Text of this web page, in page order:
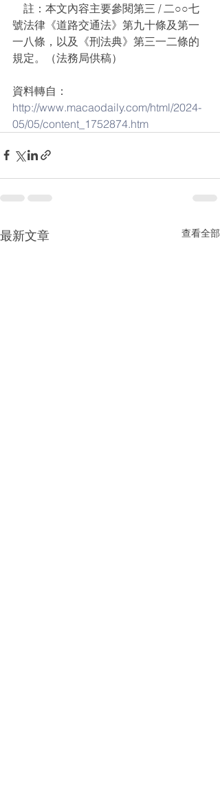
註：本文內容主要參閱第三 / 二○○七
號法律《道路交通法》第九十條及第一
一八條，以及《刑法典》第三一二條的
規定。（法務局供稿）
資料轉自：
http://www.macaodaily.com/html/2024-
05/05/content_1752874.htm
最新文章 查看全部